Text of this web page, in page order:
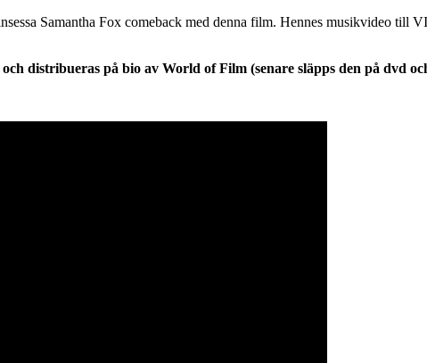
Samantha Fox comeback med denna film. Hennes musikvideo
distribueras på bio av World of Film (senare släpps den på dvd